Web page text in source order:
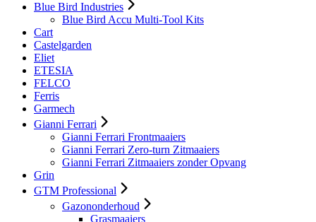
Blue Bird Industries
Blue Bird Accu Multi-Tool Kits
Cart
Castelgarden
Eliet
ETESIA
FELCO
Ferris
Garmech
Gianni Ferrari
Gianni Ferrari Frontmaaiers
Gianni Ferrari Zero-turn Zitmaaiers
Gianni Ferrari Zitmaaiers zonder Opvang
Grin
GTM Professional
Gazononderhoud
Grasmaaiers